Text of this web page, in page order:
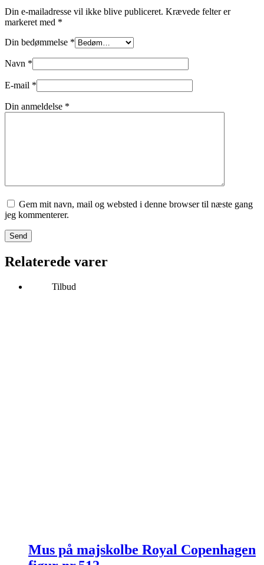
Din e-mailadresse vil ikke blive publiceret. Krævede felter er
markeret med *
Din bedømmelse *
Navn *
E-mail *
Din anmeldelse *
Gem mit navn, mail og websted i denne browser til næste gang
jeg kommenterer.
Send
Relaterede varer
Tilbud
Mus på majskolbe Royal Copenhagen